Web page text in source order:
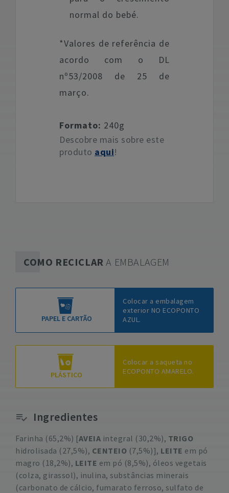
normal do bebé.
*Valores de referência de
acordo com o DL
nº53/2008 de 25 de
março.
Formato: 240g
Descobre mais sobre este
produto aqui!
COMO RECICLAR A EMBALAGEM
PAPEL E CARTÃO
Colocar a embalagem
exterior NO ECOPONTO
AZUL.
PLÁSTICO
Colocar a saqueta no
ECOPONTO AMARELO.
Ingredientes
Farinha (65,2%) [AVEIA integral (30,2%), TRIGO
hidrolisada (27,5%), CENTEIO (7,5%)], LEITE em pó
magro (18,2%), LEITE em pó (8,5%), óleos vegetais
(colza, girassol), inulina, substâncias minerais
(carbonato de cálcio, fumarato ferroso, sulfato de